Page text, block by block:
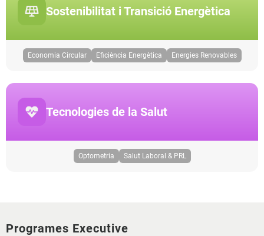
Sostenibilitat i Transició Energètica
Economia Circular Eficiència Energètica Energies Renovables
Tecnologies de la Salut
Optometria Salut Laboral & PRL
Programes Executive